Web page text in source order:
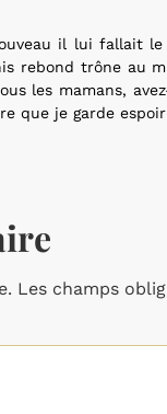
il lui fallait
rebond trône au
les mamans,
que je garde
Les champs